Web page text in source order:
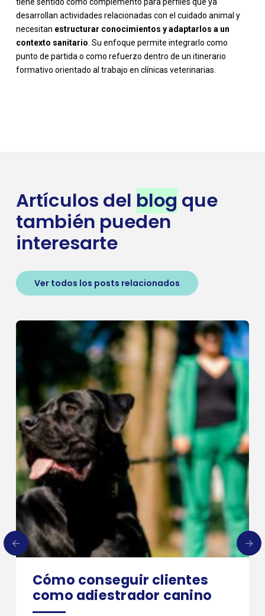
desarrollan actividades relacionadas con el cuidado animal y
necesitan estructurar conocimientos y adaptarlos a un
contexto sanitario . Su enfoque permite integrarlo como
punto de partida o como refuerzo dentro de un itinerario
formativo orientado al trabajo en clínicas veterinarias.
Artículos del blog que
también pueden
interesarte
Ver todos los posts relacionados
Cómo conseguir clientes
como adiestrador canino